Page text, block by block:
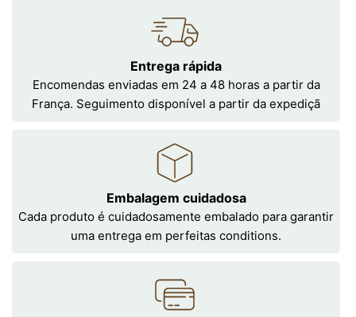
Entrega rápida
Encomendas enviadas em 24 a 48 horas a partir da
França. Seguimento disponível a partir da expediçã
Embalagem cuidadosa
Cada produto é cuidadosamente embalado para garantir
uma entrega em perfeitas conditions.